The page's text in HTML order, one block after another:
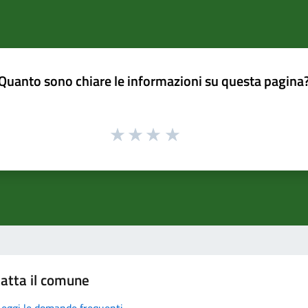
sono chiare le informazioni su questa
il comune